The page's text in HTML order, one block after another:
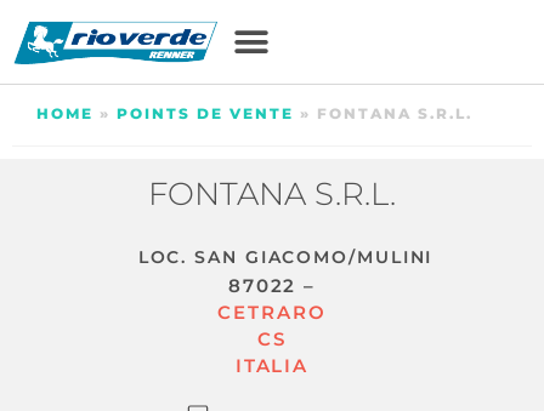
HOME » POINTS DE VENTE » FONTANA S.R.L.
FONTANA S.R.L.
LOC. SAN GIACOMO/MULINI
87022 –
CETRARO
CS
ITALIA